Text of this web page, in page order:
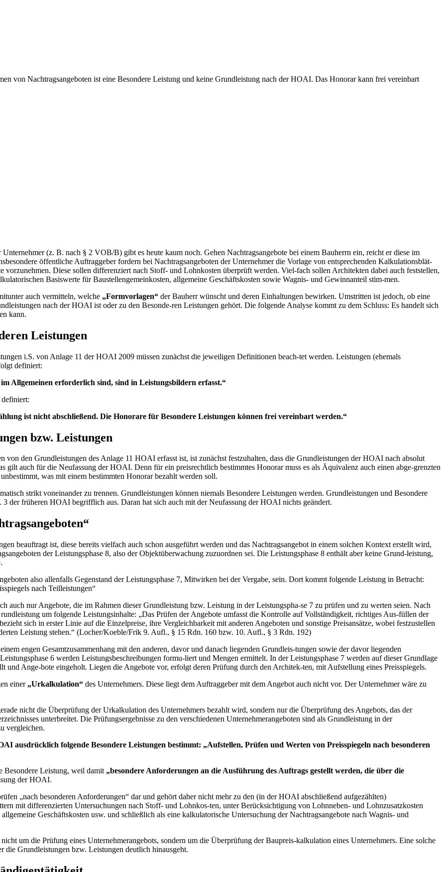
von Nachtragsangeboten ist eine Besondere Leistung und keine Grundleistung nach der HOAI. Das Honorar kann frei vereinbart
(z. B. nach § 2 VOB/B) gibt es heute kaum noch. Gehen Nachtragsangebote bei einem Bauherrn ein, reicht er diese im
öffentliche Auftraggeber fordern bei Nachtragsangeboten der Unternehmer die Vorlage von entsprechenden Kalkulationsblät-
vorzunehmen. Diese sollen differenziert nach Stoff- und Lohnkosten überprüft werden. Viel-fach sollen Architekten dabei auch feststellen,
Basiswerte für Baustellengemeinkosten, allgemeine Geschäftskosten sowie Wagnis- und Gewinnanteil stim-men.
auch vermitteln, welche „Formvorlagen“ der Bauherr wünscht und deren Einhaltungen bewirken. Umstritten ist jedoch, ob eine
nach der HOAI ist oder zu den Besonde-ren Leistungen gehört. Die folgende Analyse kommt zu dem Schluss: Es handelt sich
kann.
Leistungen
i.S. von Anlage 11 der HOAI 2009 müssen zunächst die jeweiligen Definitionen beach-tet werden. Leistungen (ehemals
definiert:
Allgemeinen erforderlich sind, sind in Leistungsbildern erfasst.“
ist nicht abschließend. Die Honorare für Besondere Leistungen können frei vereinbart werden.“
bzw. Leistungen
den Grundleistungen des Anlage 11 HOAI erfasst ist, ist zunächst festzuhalten, dass die Grundleistungen der HOAI nach absolut
gilt auch für die Neufassung der HOAI. Denn für ein preisrechtlich bestimmtes Honorar muss es als Äquivalenz auch einen abge-grenzten
was mit einem bestimmten Honorar bezahlt werden soll.
strikt voneinander zu trennen. Grundleistungen können niemals Besondere Leistungen werden. Grundleistungen und Besondere
der früheren HOAI begrifflich aus. Daran hat sich auch mit der Neufassung der HOAI nichts geändert.
beauftragt ist, diese bereits vielfach auch schon ausgeführt werden und das Nachtragsangebot in einem solchen Kontext erstellt wird,
der Leistungsphase 8, also der Objektüberwachung zuzuordnen sei. Die Leistungsphase 8 enthält aber keine Grund-leistung,
also allenfalls Gegenstand der Leistungsphase 7, Mitwirken bei der Vergabe, sein. Dort kommt folgende Leistung in Betracht:
nach Teilleistungen“
auch nur Angebote, die im Rahmen dieser Grundleistung bzw. Leistung in der Leistungspha-se 7 zu prüfen und zu werten seien. Nach
um folgende Leistungsinhalte: „Das Prüfen der Angebote umfasst die Kontrolle auf Vollständigkeit, richtiges Aus-füllen der
sich in erster Linie auf die Einzelpreise, ihre Vergleichbarkeit mit anderen Angeboten und sonstige Preisansätze, wobei festzustellen
Leistung stehen.“ (Locher/Koeble/Frik 9. Aufl., § 15 Rdn. 160 bzw. 10. Aufl., § 3 Rdn. 192)
engen Gesamtzusammenhang mit den anderen, davor und danach liegenden Grundleis-tungen sowie der davor liegenden
6 werden Leistungsbeschreibungen formu-liert und Mengen ermittelt. In der Leistungsphase 7 werden auf dieser Grundlage
und Ange-bote eingeholt. Liegen die Angebote vor, erfolgt deren Prüfung durch den Architek-ten, mit Aufstellung eines Preisspiegels.
einer „Urkalkulation“ des Unternehmers. Diese liegt dem Auftraggeber mit dem Angebot auch nicht vor. Der Unternehmer wäre zu
nicht die Überprüfung der Urkalkulation des Unternehmers bezahlt wird, sondern nur die Überprüfung des Angebots, das der
unterbreitet. Die Prüfungsergebnisse zu den verschiedenen Unternehmerangeboten sind als Grundleistung in der
vergleichen.
ausdrücklich folgende Besondere Leistungen bestimmt: „Aufstellen, Prüfen und Werten von Preisspiegeln nach besonderen
Besondere Leistung, weil damit „besondere Anforderungen an die Ausführung des Auftrags gestellt werden, die über die
der HOAI.
„nach besonderen Anforderungen“ dar und gehört daher nicht mehr zu den (in der HOAI abschließend aufgezählten)
mit differenzierten Untersuchungen nach Stoff- und Lohnkos-ten, unter Berücksichtigung von Lohnneben- und Lohnzusatzkosten
Geschäftskosten usw. und schließlich als eine kalkulatorische Untersuchung der Nachtragsangebote nach Wagnis- und
um die Prüfung eines Unternehmerangebots, sondern um die Überprüfung der Baupreis-kalkulation eines Unternehmers. Eine solche
Grundleistungen bzw. Leistungen deutlich hinausgeht.